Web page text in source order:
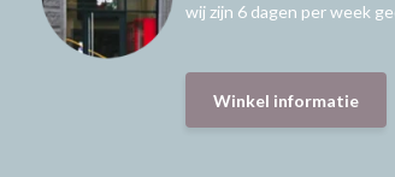
wij zijn 6 dagen per week
Winkel informatie